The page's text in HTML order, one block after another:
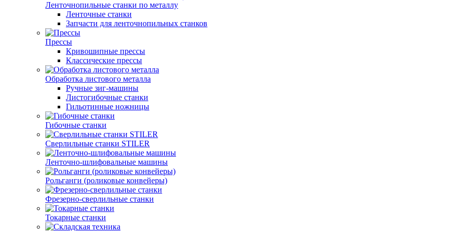
Ленточнопильные станки по металлу
Ленточные станки
Запчасти для ленточнопильных станков
Прессы
Кривошипные прессы
Классические прессы
Обработка листового металла
Ручные зиг-машины
Листогибочные станки
Гильотинные ножницы
Гибочные станки
Сверлильные станки STILER
Ленточно-шлифовальные машины
Рольганги (роликовые конвейеры)
Фрезерно-сверлильные станки
Токарные станки